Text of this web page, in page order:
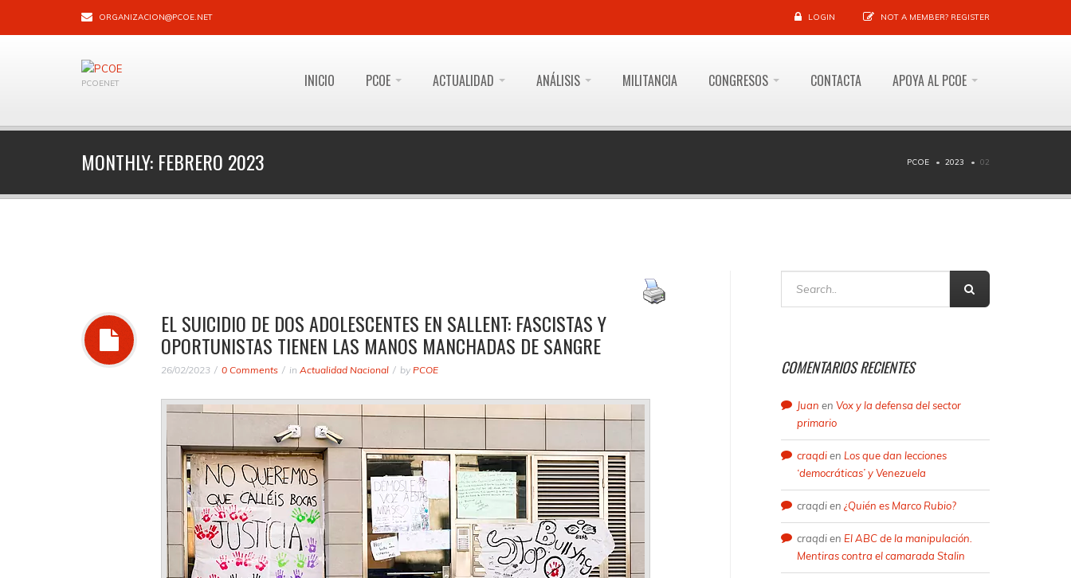
ORGANIZACION@PCOE.NET LOGIN NOT A MEMBER? REGISTER
PCOENET INICIO PCOE ACTUALIDAD ANÁLISIS MILITANCIA CONGRESOS CONTACTA APOYA AL PCOE
MONTHLY: FEBRERO 2023 PCOE 2023 02
EL SUICIDIO DE DOS ADOLESCENTES EN SALLENT: FASCISTAS Y
OPORTUNISTAS TIENEN LAS MANOS MANCHADAS DE SANGRE
26/02/2023 0 Comments in Actualidad Nacional by PCOE COMENTARIOS RECIENTES
Juan en Vox y la defensa del sector
primario
craqdien Los que dan lecciones
‘democráticas’ y Venezuela
craqdien ¿Quién es Marco Rubio?
craqdien El ABC de la manipulación.
Mentiras contra el camarada Stalin